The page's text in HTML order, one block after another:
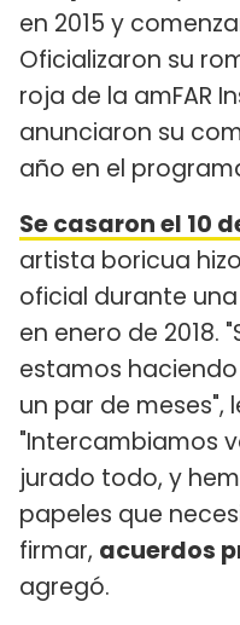
en 2015 y
Oficializaron su
roja de la amFAR
anunciaron su
año en el
Se casaron el 10
artista boricua
oficial durante
en enero de 2018.
estamos
un par de meses",
"Intercambiamos
jurado todo, y
papeles que
firmar, acuerdos
agregó.